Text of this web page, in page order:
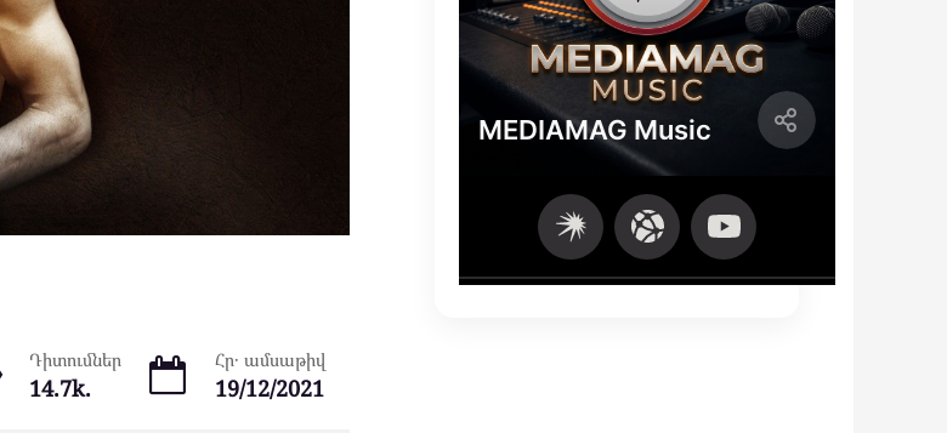
Դիտումներ
14.7k.
Հր․ ամսաթիվ
19/12/2021